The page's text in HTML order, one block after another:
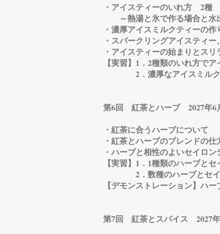
・アイスティーのいれ方 2種
～熱湯と氷で作る場合と水
・濃厚アイスミルクティーの
・スパークリングアイスティ
・アイスティーの始まりとス
【実習】1．2種類のいれ方で
2．濃厚なアイスミルク
第6回 紅茶とハーブ 2027年6
・紅茶に合うハーブについて
・紅茶とハーブのブレンドの仕
・ハーブと相性のよいセイロ
【実習】1．1種類のハーブと
2．数種のハーブとセイロ
【デモンストレーション】ハ
第7回 紅茶とスパイス 2027年